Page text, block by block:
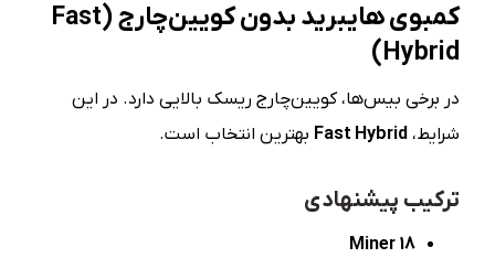
کمبوی هایبرید بدون کویین‌چارج (Fast
Hybrid)
در برخی بیس‌ها، کویین‌چارج ریسک بالایی دارد. در این
شرایط،Fast Hybrid بهترین انتخاب است.
ترکیب پیشنهادی
18 Miner